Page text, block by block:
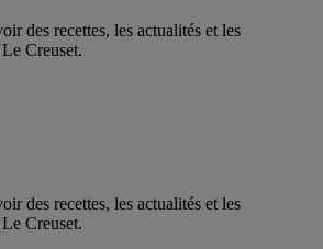
des recettes, les actualités et les
Creuset.
des recettes, les actualités et les
Creuset.